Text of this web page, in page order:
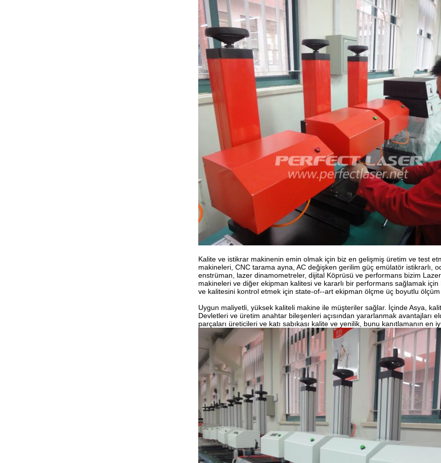
Kalite ve istikrar makinenin emin olmak için biz en gelişmiş üretim ve test
makineleri, CNC tarama ayna, AC değişken gerilim güç emülatör istikrarlı,
enstrüman, lazer dinamometreler, dijital Köprüsü ve performans bizim
makineleri ve diğer ekipman kalitesi ve kararlı bir performans sağlamak
ve kalitesini kontrol etmek için state-of--art ekipman ölçme üç boyutlu
Uygun maliyetli, yüksek kaliteli makine ile müşteriler sağlar. İçinde Asya,
Devletleri ve üretim anahtar bileşenleri açısından yararlanmak avantajları
parçaları üreticileri ve katı sabıkası kalite ve yenilik, bunu kanıtlamanın